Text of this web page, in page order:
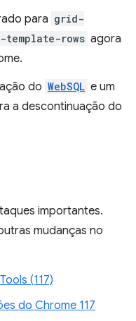
para grid-
template-rows agora
do WebSQL e um
a descontinuação do
importantes.
mudanças no
(117)
do Chrome 117